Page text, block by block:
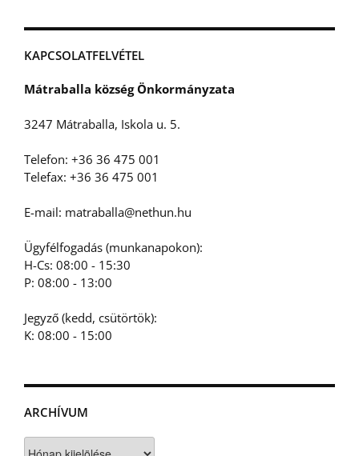
KAPCSOLATFELVÉTEL
Mátraballa község Önkormányzata
3247 Mátraballa, Iskola u. 5.
Telefon: +36 36 475 001
Telefax: +36 36 475 001
E-mail: matraballa@nethun.hu
Ügyfélfogadás (munkanapokon):
H-Cs: 08:00 - 15:30
P: 08:00 - 13:00
Jegyző (kedd, csütörtök):
K: 08:00 - 15:00
ARCHÍVUM